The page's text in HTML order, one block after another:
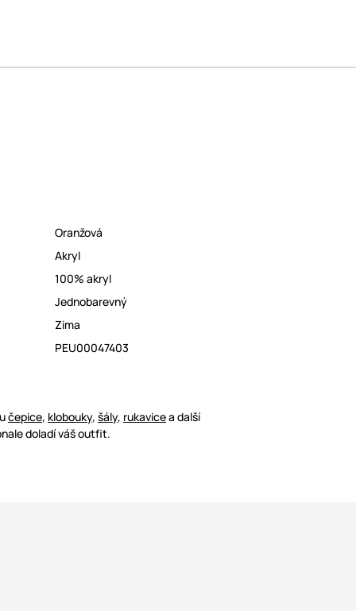
Oranžová
Akryl
100% akryl
Jednobarevný
Zima
PEU00047403
čepice, klobouky, šály, rukavicea další
doladí váš outfit.